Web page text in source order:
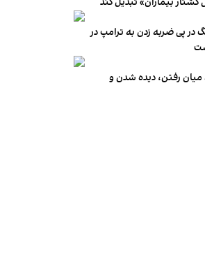
در پی ضربه زدن به ترامپ در
میان رفتن، دیده شدن و